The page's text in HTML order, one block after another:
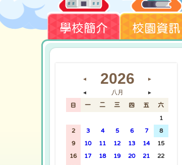
學校簡介 校園資訊
◄ 2026 ►
◄ 八月 ►
日 一 二 三 四 五 六
1
2 3 4 5 6 7 8
9 10 11 12 13 14 15
16 17 18 19 20 21 22